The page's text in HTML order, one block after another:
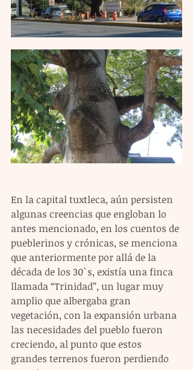
En la capital tuxtleca, aún persisten
algunas creencias que engloban lo
antes mencionado, en los cuentos de
pueblerinos y crónicas, se menciona
que anteriormente por allá de la
década de los 30`s, existía una finca
llamada “Trinidad”, un lugar muy
amplio que albergaba gran
vegetación, con la expansión urbana
las necesidades del pueblo fueron
creciendo, al punto que estos
grandes terrenos fueron perdiendo